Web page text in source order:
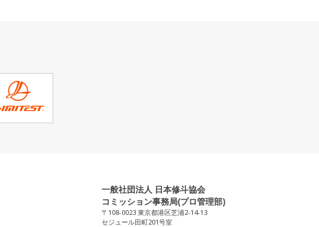
一般社団法人 日本修斗協会
コミッション事務局(プロ管理部)
〒108-0023 東京都港区芝浦2-14-13
セジュール田町201号室